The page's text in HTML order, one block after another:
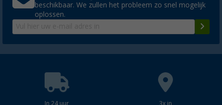
beschikbaar. We zullen het probleem zo snel mogelijk
oplossen.
In 24 uur
3x in